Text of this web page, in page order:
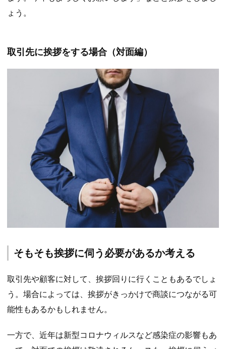
ょう。
取引先に挨拶をする場合（対面編）
そもそも挨拶に伺う必要があるか考える
取引先や顧客に対して、挨拶回りに行くこともあるでしょ
う。場合によっては、挨拶がきっかけで商談につながる可
能性もあるかもしれません。
一方で、近年は新型コロナウィルスなど感染症の影響もあ